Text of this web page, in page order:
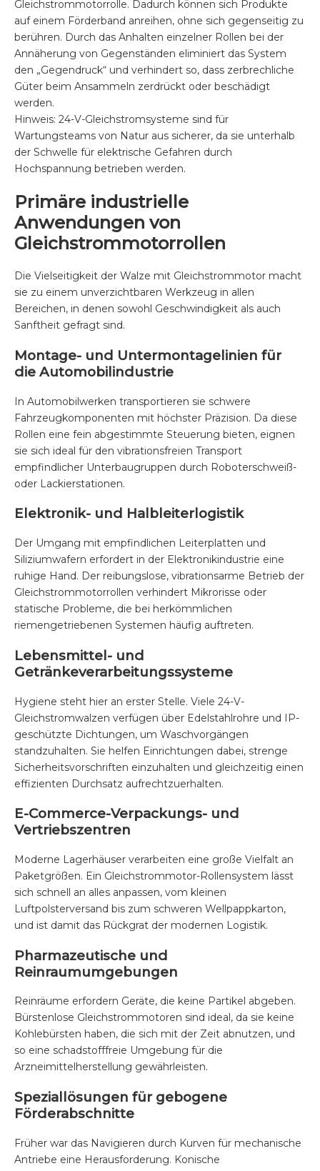
Gleichstrommotorrolle. Dadurch können sich Produkte
auf einem Förderband anreihen, ohne sich gegenseitig zu
berühren. Durch das Anhalten einzelner Rollen bei der
Annäherung von Gegenständen eliminiert das System
den „Gegendruck“ und verhindert so, dass zerbrechliche
Güter beim Ansammeln zerdrückt oder beschädigt
werden.
Hinweis: 24-V-Gleichstromsysteme sind für
Wartungsteams von Natur aus sicherer, da sie unterhalb
der Schwelle für elektrische Gefahren durch
Hochspannung betrieben werden.
Primäre industrielle
Anwendungen von
Gleichstrommotorrollen
Die Vielseitigkeit der Walze mit Gleichstrommotor macht
sie zu einem unverzichtbaren Werkzeug in allen
Bereichen, in denen sowohl Geschwindigkeit als auch
Sanftheit gefragt sind.
Montage- und Untermontagelinien für
die Automobilindustrie
In Automobilwerken transportieren sie schwere
Fahrzeugkomponenten mit höchster Präzision. Da diese
Rollen eine fein abgestimmte Steuerung bieten, eignen
sie sich ideal für den vibrationsfreien Transport
empfindlicher Unterbaugruppen durch Roboterschweiß-
oder Lackierstationen.
Elektronik- und Halbleiterlogistik
Der Umgang mit empfindlichen Leiterplatten und
Siliziumwafern erfordert in der Elektronikindustrie eine
ruhige Hand. Der reibungslose, vibrationsarme Betrieb der
Gleichstrommotorrollen verhindert Mikrorisse oder
statische Probleme, die bei herkömmlichen
riemengetriebenen Systemen häufig auftreten.
Lebensmittel- und
Getränkeverarbeitungssysteme
Hygiene steht hier an erster Stelle. Viele 24-V-
Gleichstromwalzen verfügen über Edelstahlrohre und IP-
geschützte Dichtungen, um Waschvorgängen
standzuhalten. Sie helfen Einrichtungen dabei, strenge
Sicherheitsvorschriften einzuhalten und gleichzeitig einen
effizienten Durchsatz aufrechtzuerhalten.
E-Commerce-Verpackungs- und
Vertriebszentren
Moderne Lagerhäuser verarbeiten eine große Vielfalt an
Paketgrößen. Ein Gleichstrommotor-Rollensystem lässt
sich schnell an alles anpassen, vom kleinen
Luftpolsterversand bis zum schweren Wellpappkarton,
und ist damit das Rückgrat der modernen Logistik.
Pharmazeutische und
Reinraumumgebungen
Reinräume erfordern Geräte, die keine Partikel abgeben.
Bürstenlose Gleichstrommotoren sind ideal, da sie keine
Kohlebürsten haben, die sich mit der Zeit abnutzen, und
so eine schadstofffreie Umgebung für die
Arzneimittelherstellung gewährleisten.
Speziallösungen für gebogene
Förderabschnitte
Früher war das Navigieren durch Kurven für mechanische
Antriebe eine Herausforderung. Konische